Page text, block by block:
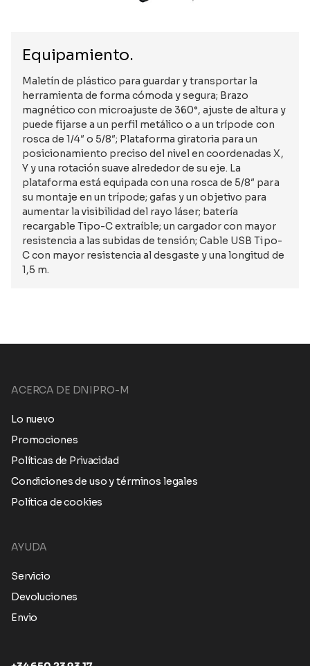
Equipamiento.
Maletín de plástico para guardar y transportar la
herramienta de forma cómoda y segura; Brazo
magnético con microajuste de 360°, ajuste de altura y
puede fijarse a un perfil metálico o a un trípode con
rosca de 1/4″ o 5/8″; Plataforma giratoria para un
posicionamiento preciso del nivel en coordenadas X,
Y y una rotación suave alrededor de su eje. La
plataforma está equipada con una rosca de 5/8″ para
su montaje en un trípode; gafas y un objetivo para
aumentar la visibilidad del rayo láser; batería
recargable Tipo-C extraíble; un cargador con mayor
resistencia a las subidas de tensión; Cable USB Tipo-
C con mayor resistencia al desgaste y una longitud de
1,5 m.
ACERCA DE DNIPRO-M
Lo nuevo
Promociones
Políticas de Privacidad
Condiciones de uso y términos legales
Política de cookies
AYUDA
Servicio
Devoluciones
Envio